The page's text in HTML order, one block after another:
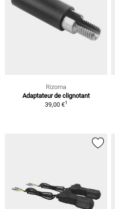
Rizoma
Adaptateur de clignotant
39,00 €1